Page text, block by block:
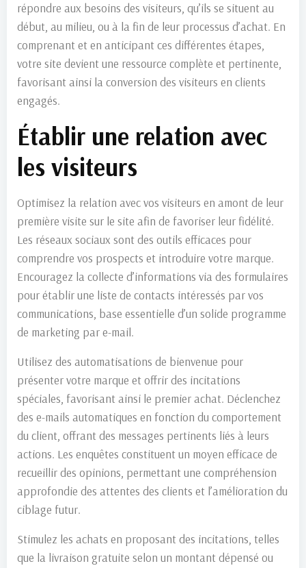
répondre aux besoins des visiteurs, qu’ils se situent au
début, au milieu, ou à la fin de leur processus d’achat. En
comprenant et en anticipant ces différentes étapes,
votre site devient une ressource complète et pertinente,
favorisant ainsi la conversion des visiteurs en clients
engagés.
Établir une relation avec
les visiteurs
Optimisez la relation avec vos visiteurs en amont de leur
première visite sur le site afin de favoriser leur fidélité.
Les réseaux sociaux sont des outils efficaces pour
comprendre vos prospects et introduire votre marque.
Encouragez la collecte d’informations via des formulaires
pour établir une liste de contacts intéressés par vos
communications, base essentielle d’un solide programme
de marketing par e-mail.
Utilisez des automatisations de bienvenue pour
présenter votre marque et offrir des incitations
spéciales, favorisant ainsi le premier achat. Déclenchez
des e-mails automatiques en fonction du comportement
du client, offrant des messages pertinents liés à leurs
actions. Les enquêtes constituent un moyen efficace de
recueillir des opinions, permettant une compréhension
approfondie des attentes des clients et l’amélioration du
ciblage futur.
Stimulez les achats en proposant des incitations, telles
que la livraison gratuite selon un montant dépensé ou